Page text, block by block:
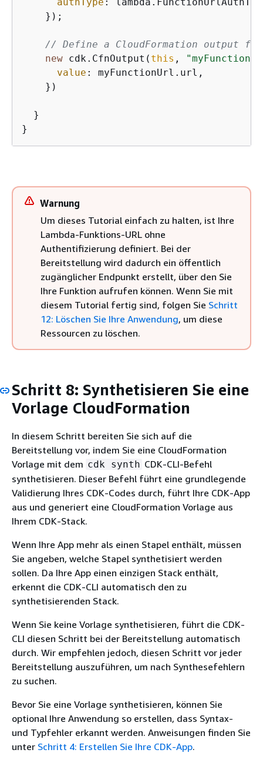
    });
// Define a CloudFormation output for
new cdk.CfnOutput( this ,
value : myFunctionUrl.url,
    })
  }
}
Warnung
Um dieses Tutorial einfach zu halten, ist Ihre
Lambda-Funktions-URL ohne
Authentifizierung definiert. Bei der
Bereitstellung wird dadurch ein öffentlich
zugänglicher Endpunkt erstellt, über den Sie
Ihre Funktion aufrufen können. Wenn Sie mit
diesem Tutorial fertig sind, folgen Sie Schritt
12: Löschen Sie Ihre Anwendung, um diese
Ressourcen zu löschen.
Schritt 8: Synthetisieren Sie eine
Vorlage CloudFormation
In diesem Schritt bereiten Sie sich auf die
Bereitstellung vor, indem Sie eine CloudFormation
Vorlage mit dem cdk synth CDK-CLI-Befehl
synthetisieren. Dieser Befehl führt eine grundlegende
Validierung Ihres CDK-Codes durch, führt Ihre CDK-App
aus und generiert eine CloudFormation Vorlage aus
Ihrem CDK-Stack.
Wenn Ihre App mehr als einen Stapel enthält, müssen
Sie angeben, welche Stapel synthetisiert werden
sollen. Da Ihre App einen einzigen Stack enthält,
erkennt die CDK-CLI automatisch den zu
synthetisierenden Stack.
Wenn Sie keine Vorlage synthetisieren, führt die CDK-
CLI diesen Schritt bei der Bereitstellung automatisch
durch. Wir empfehlen jedoch, diesen Schritt vor jeder
Bereitstellung auszuführen, um nach Synthesefehlern
zu suchen.
Bevor Sie eine Vorlage synthetisieren, können Sie
optional Ihre Anwendung so erstellen, dass Syntax-
und Typfehler erkannt werden. Anweisungen finden Sie
unter Schritt 4: Erstellen Sie Ihre CDK-App.